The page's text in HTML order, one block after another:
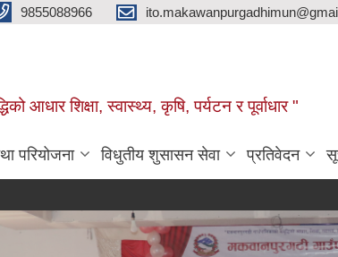
9855088966
आधार शिक्षा, स्‍वास्‍थ्‍य, कृषि, पर्यटन र पूर्वाधार "
परियोजना विधुतीय शुसासन सेवा प्रतिवेदन